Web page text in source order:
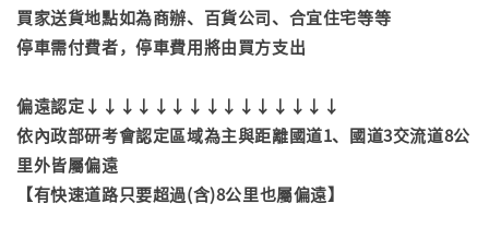
買家送貨地點如為商辦、百貨公司、合宜住宅等等
停車需付費者，停車費用將由買方支出
偏遠認定↓↓↓↓↓↓↓↓↓↓↓↓↓↓↓
依內政部研考會認定區域為主與距離國道1、國道3交流道8公
里外皆屬偏遠
【有快速道路只要超過(含)8公里也屬偏遠】